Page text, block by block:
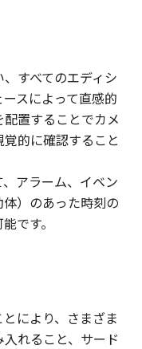
すべてのエディシ
スによって直感的
置することでカメ
的に確認すること
アラーム、イベン
）のあった時刻の
です。
により、さまざま
れること、サード